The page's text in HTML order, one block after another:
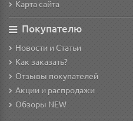
Карта сайта
Покупателю
Новости и Статьи
Как заказать?
Отзывы покупателей
Акции и распродажи
Обзоры NEW